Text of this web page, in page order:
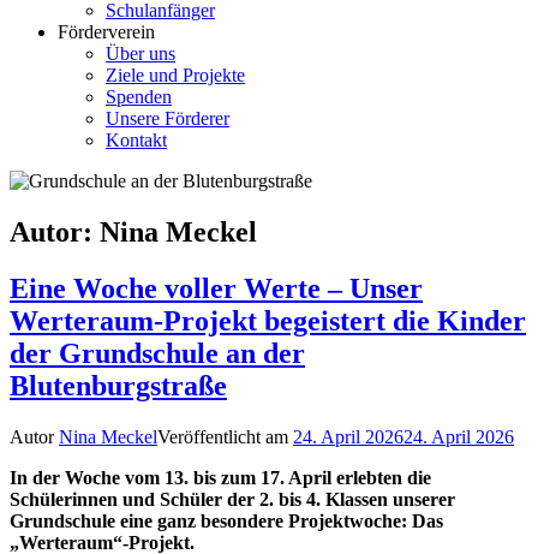
Schulanfänger
Förderverein
Über uns
Ziele und Projekte
Spenden
Unsere Förderer
Kontakt
Autor: Nina Meckel
Eine Woche voller Werte – Unser
Werteraum-Projekt begeistert die Kinder
der Grundschule an der
Blutenburgstraße
AutorNina MeckelVeröffentlicht am 24. April 202624. April 2026
In der Woche vom 13. bis zum 17. April erlebten die
Schülerinnen und Schüler der 2. bis 4. Klassen unserer
Grundschule eine ganz besondere Projektwoche: Das
„Werteraum“-Projekt.